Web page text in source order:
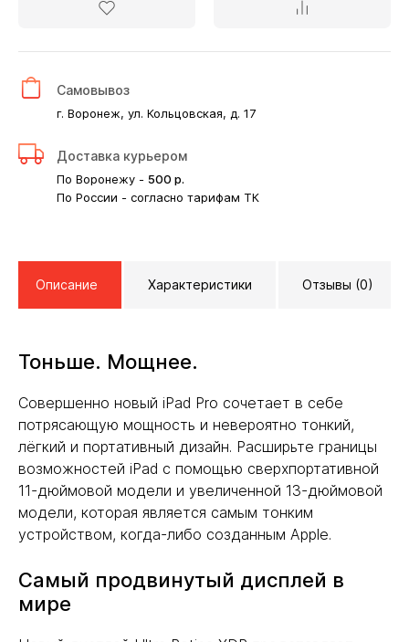
Самовывоз
г. Воронеж, ул. Кольцовская, д. 17
Доставка курьером
По Воронежу - 500 р.
По России - согласно тарифам ТК
Описание Характеристики Отзывы (0)
Тоньше. Мощнее.
Совершенно новый iPad Pro сочетает в себе
потрясающую мощность и невероятно тонкий,
лёгкий и портативный дизайн. Расширьте границы
возможностей iPad с помощью сверхпортативной
11-дюймовой модели и увеличенной 13-дюймовой
модели, которая является самым тонким
устройством, когда-либо созданным Apple.
Самый продвинутый дисплей в
мире